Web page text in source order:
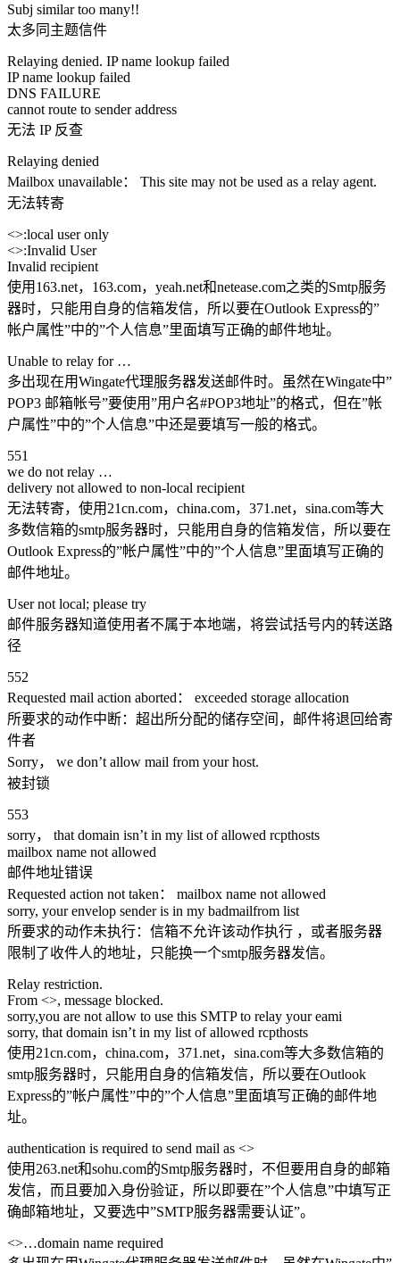
Subj similar too many!!
太多同主题信件
Relaying denied. IP name lookup failed
IP name lookup failed
DNS FAILURE
cannot route to sender address
无法 IP 反查
Relaying denied
Mailbox unavailable： This site may not be used as a relay agent.
无法转寄
<>:local user only
<>:Invalid User
Invalid recipient
使用163.net，163.com，yeah.net和netease.com之类的Smtp服务
器时，只能用自身的信箱发信，所以要在Outlook Express的”
帐户属性”中的”个人信息”里面填写正确的邮件地址。
Unable to relay for …
多出现在用Wingate代理服务器发送邮件时。虽然在Wingate中”
POP3 邮箱帐号”要使用”用户名#POP3地址”的格式，但在”帐
户属性”中的”个人信息”中还是要填写一般的格式。
551
we do not relay …
delivery not allowed to non-local recipient
无法转寄，使用21cn.com，china.com，371.net，sina.com等大
多数信箱的smtp服务器时，只能用自身的信箱发信，所以要在
Outlook Express的”帐户属性”中的”个人信息”里面填写正确的
邮件地址。
User not local; please try
邮件服务器知道使用者不属于本地端，将尝试括号内的转送路
径
552
Requested mail action aborted： exceeded storage allocation
所要求的动作中断：超出所分配的储存空间，邮件将退回给寄
件者
Sorry， we don’t allow mail from your host.
被封锁
553
sorry， that domain isn’t in my list of allowed rcpthosts
mailbox name not allowed
邮件地址错误
Requested action not taken： mailbox name not allowed
sorry, your envelop sender is in my badmailfrom list
所要求的动作未执行：信箱不允许该动作执行 ，或者服务器
限制了收件人的地址，只能换一个smtp服务器发信。
Relay restriction.
From <>, message blocked.
sorry,you are not allow to use this SMTP to relay your eami
sorry, that domain isn’t in my list of allowed rcpthosts
使用21cn.com，china.com，371.net，sina.com等大多数信箱的
smtp服务器时，只能用自身的信箱发信，所以要在Outlook
Express的”帐户属性”中的”个人信息”里面填写正确的邮件地
址。
authentication is required to send mail as <>
使用263.net和sohu.com的Smtp服务器时，不但要用自身的邮箱
发信，而且要加入身份验证，所以即要在”个人信息”中填写正
确邮箱地址，又要选中”SMTP服务器需要认证”。
<>…domain name required